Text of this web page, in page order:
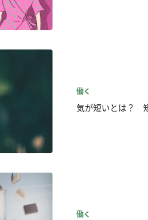
働く
気が短いとは？
働く